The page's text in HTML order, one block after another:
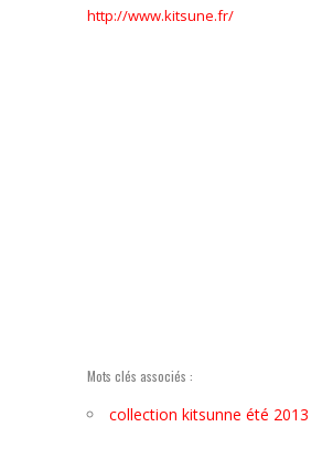
http://www.kitsune.fr/
Mots clés associés :
collection kitsunne été 2013